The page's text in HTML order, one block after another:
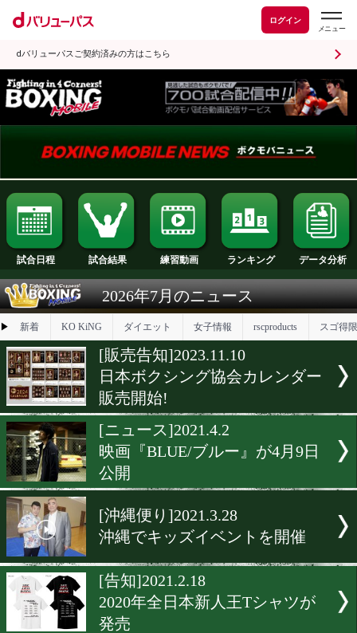
ログイン
dバリューパスご契約済みの方はこちら
試合日程 試合結果 練習動画 ランキング
2026年7月のニュース
▶ 新着 KO KiNG ダイエット
[販売告知]2023.11.10
日本ボクシング協会カレン
販売開始!
[ニュース]2021.4.2
映画『BLUE/ブルー』が4
公開
[沖縄便り]2021.3.28